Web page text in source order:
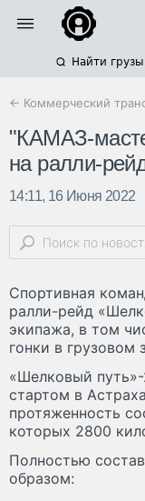
Найти грузы
← Коммерческий
"КАМАЗ-
на ралли-
14:11, 16 Июня 2022
Спортивная
ралли-рейд
экипажа, в том
гонки в грузовом
«Шелковый
стартом в
протяженность
которых 2800
Полностью
образом: